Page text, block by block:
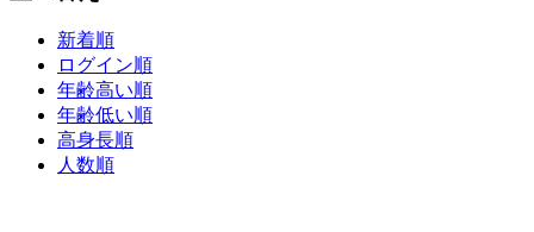
新着順
ログイン順
年齢高い順
年齢低い順
高身長順
人数順